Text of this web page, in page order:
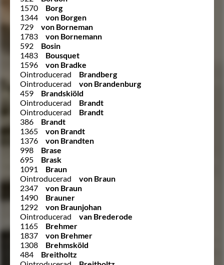
1570
Borg
1344
von Borgen
729
von Borneman
1783
von Bornemann
592
Bosin
1483
Bousquet
1596
von Bradke
Ointroducerad
Brandberg
Ointroducerad
von Brandenburg
459
Brandskiöld
Ointroducerad
Brandt
Ointroducerad
Brandt
386
Brandt
1365
von Brandt
1376
von Brandten
998
Brase
695
Brask
1091
Braun
Ointroducerad
von Braun
2347
von Braun
1490
Brauner
1292
von Braunjohan
Ointroducerad
van Brederode
1165
Brehmer
1837
von Brehmer
1308
Brehmsköld
484
Breitholtz